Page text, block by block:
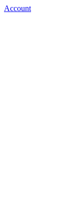
Account